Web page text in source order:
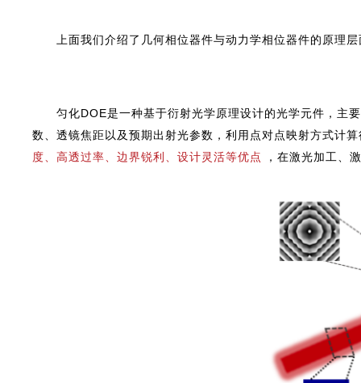
上面我们介绍了几何相位器件与动力学相位器件的原理
匀化DOE是一种基于衍射光学原理设计的光学元件，主
数、透镜焦距以及预期出射光参数，利用点对点映射方式计
度、高透过率、边界锐利、设计灵活等优点
，在激光加工、